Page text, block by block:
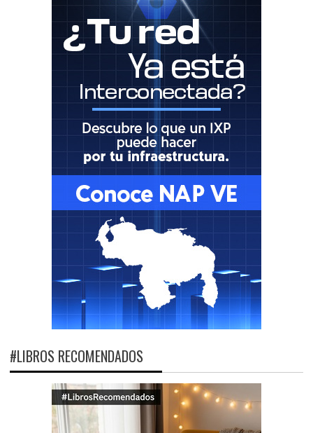
#LIBROS RECOMENDADOS